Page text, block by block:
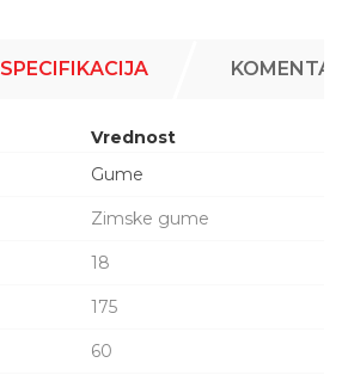
SPECIFIKACIJA
Vrednost
Gume
Zimske gume
18
175
60